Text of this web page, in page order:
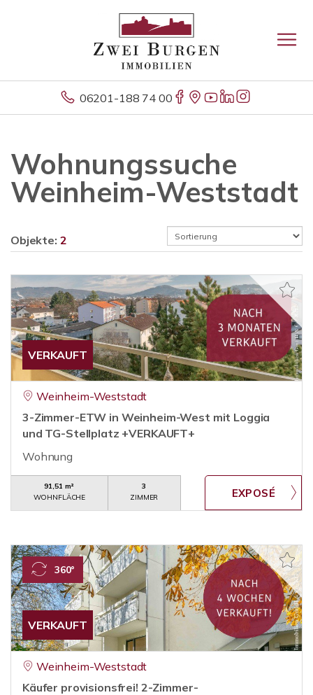
06201-188 74 00
Wohnungssuche
Weinheim-Weststadt
Objekte: 2
VERKAUFT
Weinheim-Weststadt
3-Zimmer-ETW in Weinheim-West mit Loggia
und TG-Stellplatz +VERKAUFT+
Wohnung
91,51 m²
WOHNFLÄCHE
3
ZIMMER
VERKAUFT
360°
Weinheim-Weststadt
Käufer provisionsfrei! 2-Zimmer-